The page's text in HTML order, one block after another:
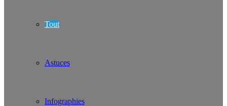
Tout
Astuces
Infographies